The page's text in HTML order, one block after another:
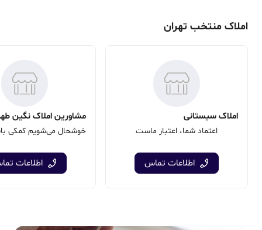
املاک منتخب تهران
املاک سیستانی
اعتماد شما، اعتبار ماست
اطلاعات تماس
مشاورین املاک نگین
اطلاعات